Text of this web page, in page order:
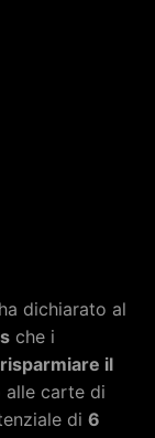
dichiarato al
che i
risparmiare il
alle carte di
di 6